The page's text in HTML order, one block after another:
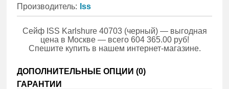
Производитель: Iss
Сейф ISS Karlshure 40703 (черный) — выгодная
цена в Москве — всего 604 365.00 руб!
Спешите купить в нашем интернет-магазине.
ДОПОЛНИТЕЛЬНЫЕ ОПЦИИ (0)
ГАРАНТИИ